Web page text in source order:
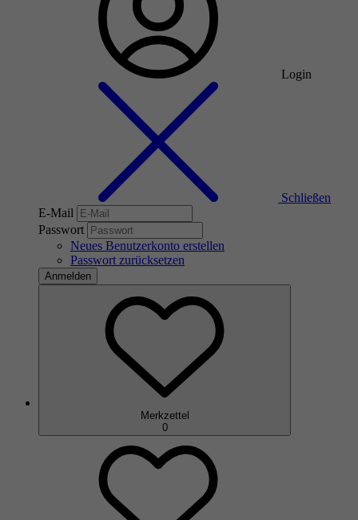
Login
Schließen
E-Mail
Passwort
Neues Benutzerkonto erstellen
Passwort zurücksetzen
Anmelden
Merkzettel
0